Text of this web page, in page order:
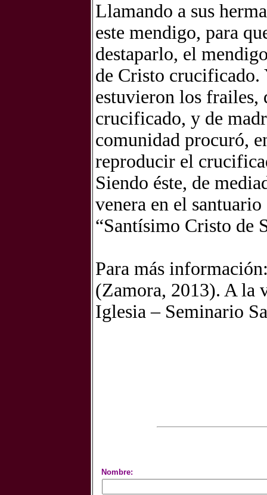
Llamando a sus
este mendigo, para
destaparlo, el
de Cristo crucificado.
estuvieron los frailes,
crucificado, y de
comunidad procuró,
reproducir el
Siendo éste, de
venera en el
“Santísimo Cristo de
Para más
(Zamora, 2013). A la
Iglesia – Seminario
Nombre: